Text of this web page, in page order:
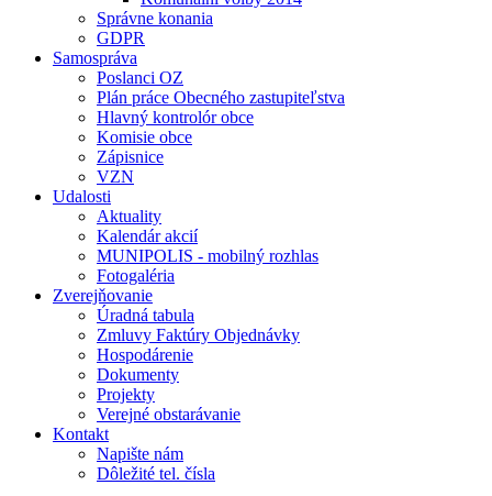
Správne konania
GDPR
Samospráva
Poslanci OZ
Plán práce Obecného zastupiteľstva
Hlavný kontrolór obce
Komisie obce
Zápisnice
VZN
Udalosti
Aktuality
Kalendár akcií
MUNIPOLIS - mobilný rozhlas
Fotogaléria
Zverejňovanie
Úradná tabula
Zmluvy Faktúry Objednávky
Hospodárenie
Dokumenty
Projekty
Verejné obstarávanie
Kontakt
Napište nám
Dôležité tel. čísla